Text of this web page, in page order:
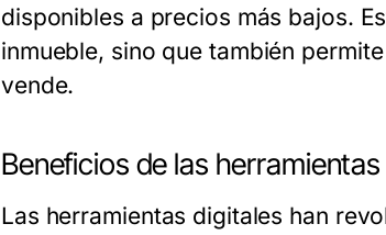
disponibles a precios más bajos.
inmueble, sino que también
vende.
Beneficios de las
Las herramientas digitales han